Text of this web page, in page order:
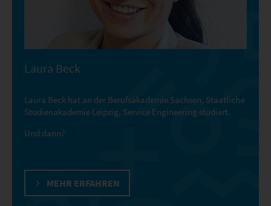
Laura Beck
Laura Beck hat an der Berufsakademie Sachsen, Staatliche
Studienakademie Leipzig, Service Engineering studiert.
Und dann?
MEHR ERFAHREN